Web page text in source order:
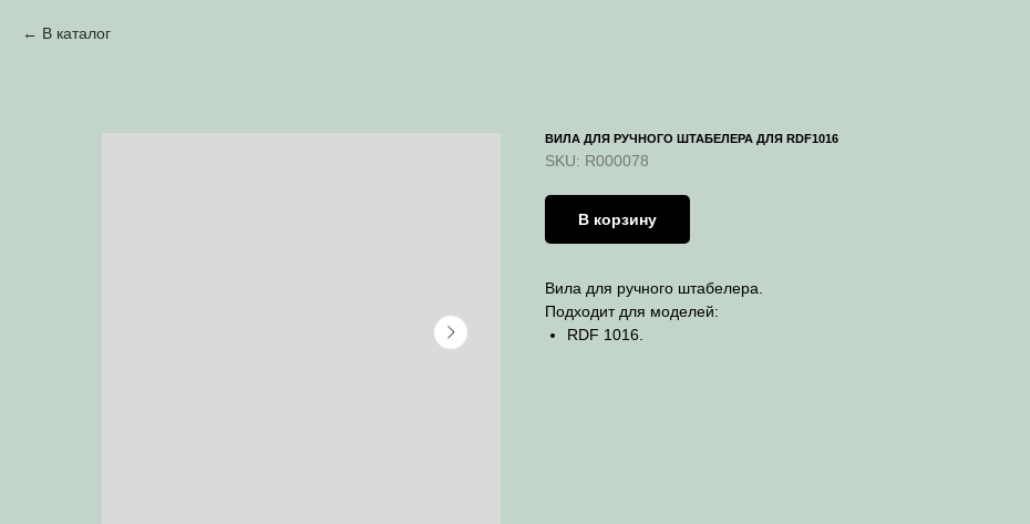
В каталог
ВИЛА ДЛЯ РУЧНОГО ШТАБЕЛЕРА ДЛЯ RDF1016
SKU: R000078
В корзину
Вила для ручного штабелера.
Подходит для моделей:
RDF 1016.